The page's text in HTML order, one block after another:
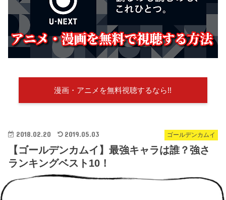
漫画・アニメを無料視聴するなら!!
ゴールデンカムイ
2018.02.20 2019.05.03
【ゴールデンカムイ】最強キャラは誰？強さ
ランキングベスト10！